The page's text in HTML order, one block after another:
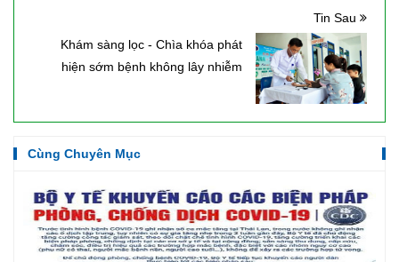
Tin Sau
Khám sàng lọc - Chìa khóa phát
hiện sớm bệnh không lây nhiễm
Cùng Chuyên Mục